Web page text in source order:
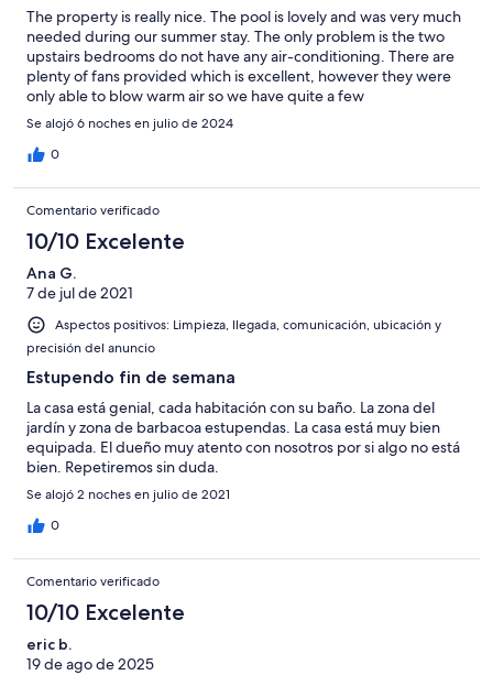
The property is really nice. The pool is lovely and was very much
needed during our summer stay. The only problem is the two
upstairs bedrooms do not have any air-conditioning. There are
plenty of fans provided which is excellent, however they were
only able to blow warm air so we have quite a few
uncomfortable nights sleep. There is only one air-conditioning
unit in the front room. Information for the avid tea drinkers,
there isnt a kettle so you have to boil water using a pan. Overall
communicating from the moment we made the booking :)
Se alojó 6 noches en julio de 2024
0
Comentario verificado
10/10 Excelente
Ana G.
7 de jul de 2021
Aspectos positivos: Limpieza, llegada, comunicación, ubicación y
precisión del anuncio
Estupendo fin de semana
La casa está genial, cada habitación con su baño. La zona del
jardín y zona de barbacoa estupendas. La casa está muy bien
equipada. El dueño muy atento con nosotros por si algo no está
bien. Repetiremos sin duda.
Se alojó 2 noches en julio de 2021
0
Comentario verificado
10/10 Excelente
eric b.
19 de ago de 2025